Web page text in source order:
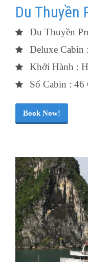
Du Thuyền
Du Thuyền
Deluxe Cabin
Khởi Hành :
Số Cabin : 46
Book Now!